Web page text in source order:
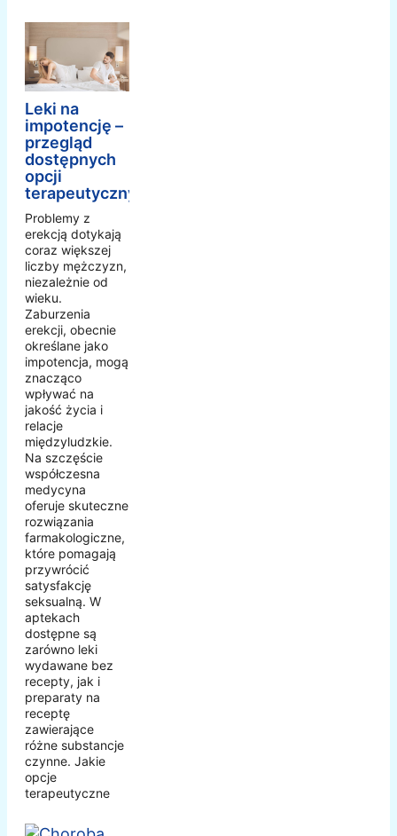
Leki na
impotencję –
przegląd
dostępnych
opcji
terapeutycznych
Problemy z
erekcją dotykają
coraz większej
liczby mężczyzn,
niezależnie od
wieku.
Zaburzenia
erekcji, obecnie
określane jako
impotencja, mogą
znacząco
wpływać na
jakość życia i
relacje
międzyludzkie.
Na szczęście
współczesna
medycyna
oferuje skuteczne
rozwiązania
farmakologiczne,
które pomagają
przywrócić
satysfakcję
seksualną. W
aptekach
dostępne są
zarówno leki
wydawane bez
recepty, jak i
preparaty na
receptę
zawierające
różne substancje
czynne. Jakie
opcje
terapeutyczne